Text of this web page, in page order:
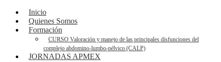
Inicio
Quienes Somos
Formación
CURSO Valoración y manejo de las principales disfunciones del
complejo abdomino-lumbo-pélvico (CALP)
JORNADAS APMEX